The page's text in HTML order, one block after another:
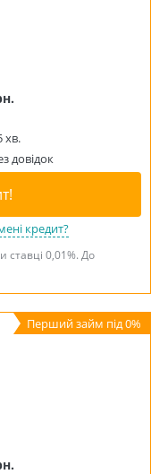
хв.
довідок
кредит?
ставці 0,01%. До